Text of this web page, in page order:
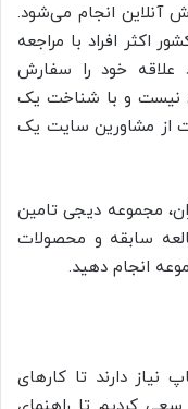
آنلاین انجام می‌شود.
اکثر افراد با مراجعه
علاقه خود را سفارش
نیست و با شناخت یک
از مشاورین سایت یک
مجموعه دیجی تامین
سابقه و محصولات
انجام دهید.
نیاز دارند تا کارهای